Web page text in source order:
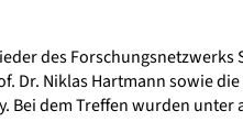
des
Dr. Niklas Hartmann sowie
Bei dem Treffen wurden